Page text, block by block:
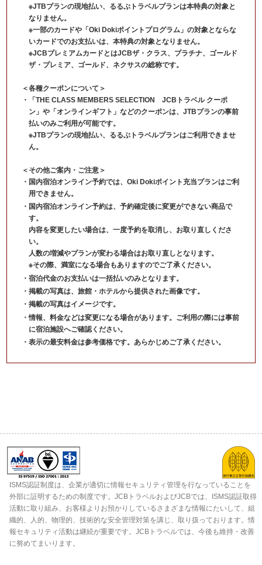
※JTBプランの現地払い、るるぶトラベルプランは本特典の対象と
なりません。
※一部のカードや「Oki Dokiポイントプログラム」の対象とならな
いカードでのお支払いは、本特典の対象となりません。
※JCBプレミアムカードとはJCBザ・クラス、プラチナ、ゴールド
ザ・プレミア、ゴールド、ネクサスの総称です。
＜各種クーポンについて＞
「THE CLASS MEMBERS SELECTION JCBトラベル クーポ
ン」や「オンラインギフト」などのクーポンは、JTBプランの事前
払いのみご利用が可能です。
※JTBプランの現地払い、るるぶトラベルプランはご利用できませ
ん。
＜その他ご案内・ご注意＞
国内宿泊オンライン予約では、Oki Dokiポイント充当プランはご利
用できません。
国内宿泊オンライン予約は、予約確定後に変更ができない商品で
す。
内容を変更したい場合は、一度予約を取消し、お取り直しくださ
い。
人数の増減やプランが変わる場合はお取り直しとなります。
※その際、満室になる場合もありますのでご了承ください。
宿泊代金のお支払いは一括払いのみとなります。
掲載の写真は、旅館・ホテルから提供された画像です。
掲載の写真はイメージです。
情報、料金などは変更になる場合があります。ご利用の際には事前
に宿泊施設へご確認ください。
表示の最安料金は参考価格です。あらかじめご了承ください。
ISMS認証制度は、企業が適切に情報セキュリティ管理を行なっていることを
外部に証明するための制度です。JCBトラベルおよびJCBでは、ISMS認証取得
活動に取り組み、お客様よりお預かりしているさまざまな情報にたいして、組
織的、人的、物理的、技術的な安全管理対策を講じ、取り扱っております。情
報セキュリティ活動は継続が重要です。JCBトラベルでは、今後も維持・改善
に努めてまいります。